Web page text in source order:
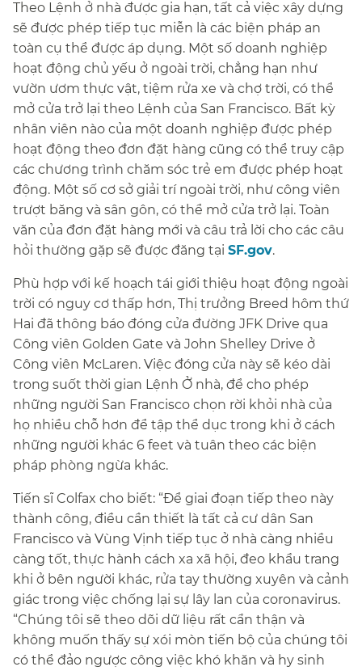
Theo Lệnh ở nhà được gia hạn, tất cả việc xây dựng
sẽ được phép tiếp tục miễn là các biện pháp an
toàn cụ thể được áp dụng. Một số doanh nghiệp
hoạt động chủ yếu ở ngoài trời, chẳng hạn như
vườn ươm thực vật, tiệm rửa xe và chợ trời, có thể
mở cửa trở lại theo Lệnh của San Francisco. Bất kỳ
nhân viên nào của một doanh nghiệp được phép
hoạt động theo đơn đặt hàng cũng có thể truy cập
các chương trình chăm sóc trẻ em được phép hoạt
động. Một số cơ sở giải trí ngoài trời, như công viên
trượt băng và sân gôn, có thể mở cửa trở lại. Toàn
văn của đơn đặt hàng mới và câu trả lời cho các câu
hỏi thường gặp sẽ được đăng tại SF.gov.​​
Phù hợp với kế hoạch tái giới thiệu hoạt động ngoài
trời có nguy cơ thấp hơn, Thị trưởng Breed hôm thứ
Hai đã thông báo đóng cửa đường JFK Drive qua
Công viên Golden Gate và John Shelley Drive ở
Công viên McLaren. Việc đóng cửa này sẽ kéo dài
trong suốt thời gian Lệnh Ở nhà, để cho phép
những người San Francisco chọn rời khỏi nhà của
họ nhiều chỗ hơn để tập thể dục trong khi ở cách
những người khác 6 feet và tuân theo các biện
pháp phòng ngừa khác.​​
Tiến sĩ Colfax cho biết: “Để giai đoạn tiếp theo này
thành công, điều cần thiết là tất cả cư dân San
Francisco và Vùng Vịnh tiếp tục ở nhà càng nhiều
càng tốt, thực hành cách xa xã hội, đeo khẩu trang
khi ở bên người khác, rửa tay thường xuyên và cảnh
giác trong việc chống lại sự lây lan của coronavirus.
“Chúng tôi sẽ theo dõi dữ liệu rất cẩn thận và
không muốn thấy sự xói mòn tiến bộ của chúng tôi
có thể đảo ngược công việc khó khăn và hy sinh